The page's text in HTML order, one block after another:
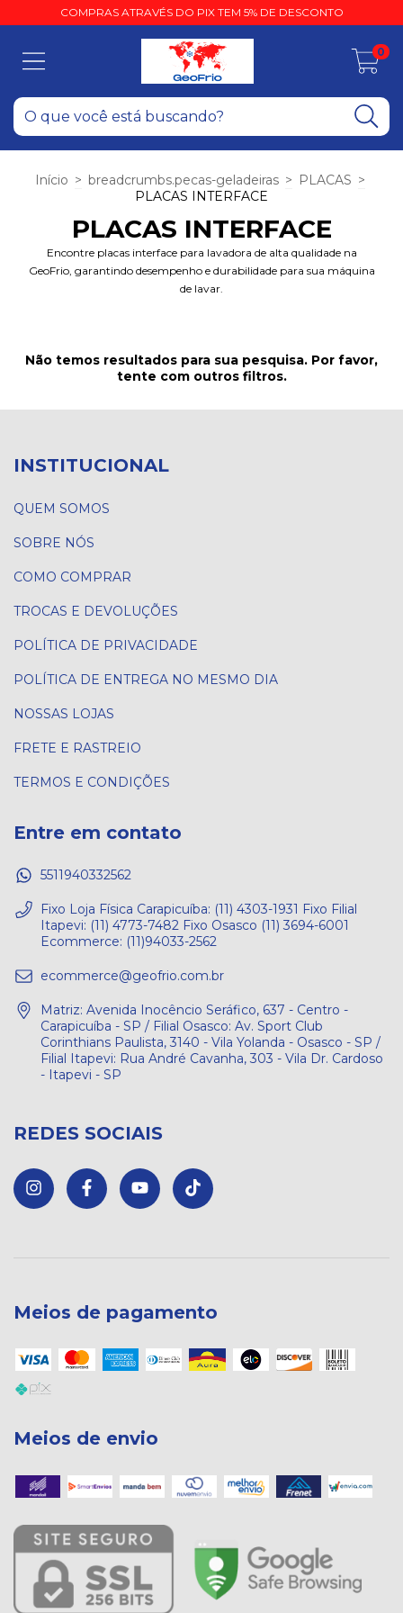
COMPRAS ATRAVÉS DO PIX TEM 5% DE DESCONTO
0
Início > breadcrumbs.pecas-geladeiras > PLACAS >
PLACAS INTERFACE
PLACAS INTERFACE
Encontre placas interface para lavadora de alta qualidade na
GeoFrio, garantindo desempenho e durabilidade para sua máquina
de lavar.
Não temos resultados para sua pesquisa. Por favor,
tente com outros filtros.
INSTITUCIONAL
QUEM SOMOS
SOBRE NÓS
COMO COMPRAR
TROCAS E DEVOLUÇÕES
POLÍTICA DE PRIVACIDADE
POLÍTICA DE ENTREGA NO MESMO DIA
NOSSAS LOJAS
FRETE E RASTREIO
TERMOS E CONDIÇÕES
Entre em contato
5511940332562
Fixo Loja Física Carapicuíba: (11) 4303-1931 Fixo Filial
Itapevi: (11) 4773-7482 Fixo Osasco (11) 3694-6001
Ecommerce: (11)94033-2562
ecommerce@geofrio.com.br
Matriz: Avenida Inocêncio Seráfico, 637 - Centro -
Carapicuíba - SP / Filial Osasco: Av. Sport Club
Corinthians Paulista, 3140 - Vila Yolanda - Osasco - SP /
Filial Itapevi: Rua André Cavanha, 303 - Vila Dr. Cardoso
- Itapevi - SP
REDES SOCIAIS
Meios de pagamento
Meios de envio